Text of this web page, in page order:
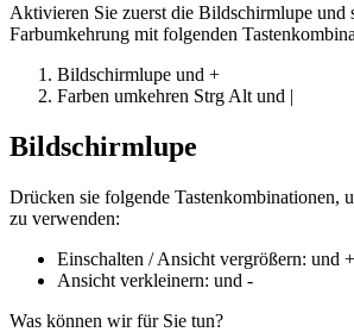
Aktivieren Sie zuerst die Bildschirmlupe und
Farbumkehrung mit folgenden
Bildschirmlupe und +
Farben umkehren Strg Alt und |
Bildschirmlupe
Drücken sie folgende Tastenkombinationen,
zu verwenden:
Einschalten / Ansicht vergrößern: und +
Ansicht verkleinern: und -
Was können wir für Sie tun?